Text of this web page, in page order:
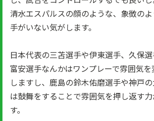
清水エスパルスの顔のような、象徴の
手がいない気がします。
日本代表の三苫選手や伊東選手、久保選
富安選手なんかはワンプレーで雰囲気
しますし、鹿島の鈴木佑磨選手や神戸
は鼓舞をすることで雰囲気を押し返す
す。